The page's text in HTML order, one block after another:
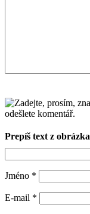
Prepíš text z obrázka
Jméno *
E-mail *